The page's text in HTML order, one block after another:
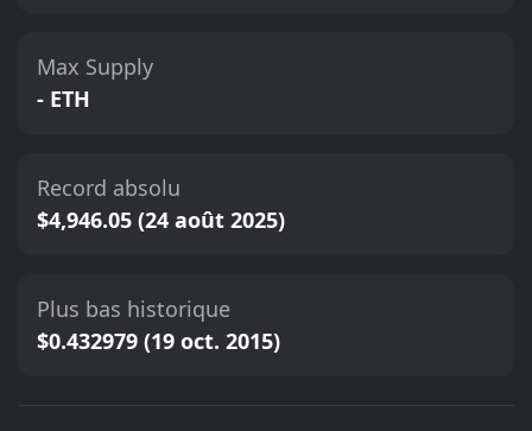
Max Supply
- ETH
Record absolu
$4,946.05 (24 août 2025)
Plus bas historique
$0.432979 (19 oct. 2015)